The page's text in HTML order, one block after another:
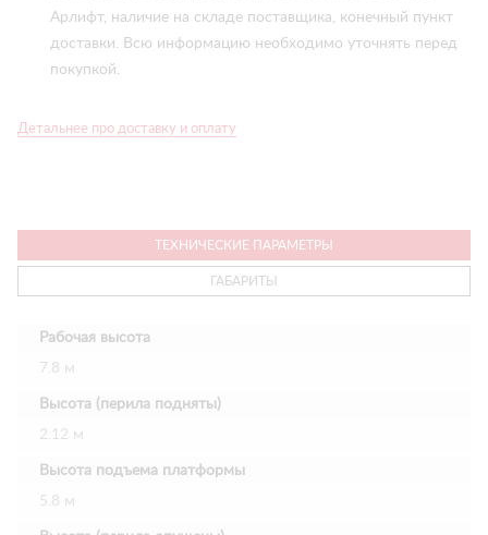
Арлифт, наличие на складе поставщика, конечный пункт
доставки. Всю информацию необходимо уточнять перед
покупкой.
Детальнее про доставку и оплату
ТЕХНИЧЕСКИЕ ПАРАМЕТРЫ
ГАБАРИТЫ
Рабочая высота
7.8 м
Высота (перила подняты)
2.12 м
Высота подъема платформы
5.8 м